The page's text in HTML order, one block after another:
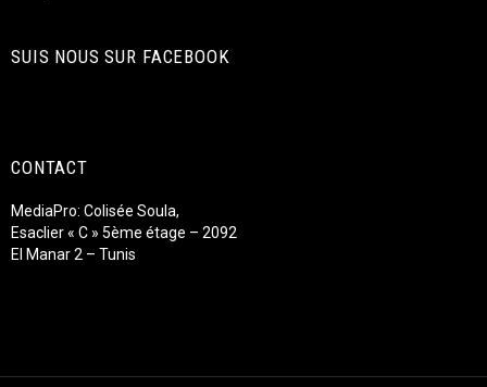
SUIS NOUS SUR FACEBOOK
CONTACT
MediaPro: Colisée Soula,
Esaclier « C » 5ème étage – 2092
El Manar 2 – Tunis